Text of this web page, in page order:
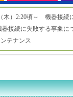
木）2:20頃～ 機器接続
接続に失敗する事象に
テナンス